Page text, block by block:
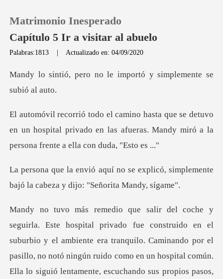
0
Historia
Instalar APP
Matrimonio Inesperado
Capítulo 5 Ir a visitar al abuelo
Palabras:1813 | Actualizado en: 04/09/2020
no le importó y simple
tuvo
en un hospital privado en las afueras. Mandy mi
explicó, simplemente
bajó la cabeza
suburbio y el ambiente era tranquilo. Caminando por el
pasillo, no notó ningún ruido como en un hos